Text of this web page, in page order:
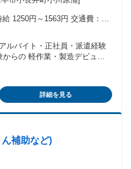
1250円～1563円 交通費：交
ルバイト・正社員・派遣経験
ブランクはあるけど復帰した
たい方 ・
方 ・条件面はもちろん、職場
残業や 休日出勤がな
お持ちの方 も活躍中で
詳細を見る
補助など)